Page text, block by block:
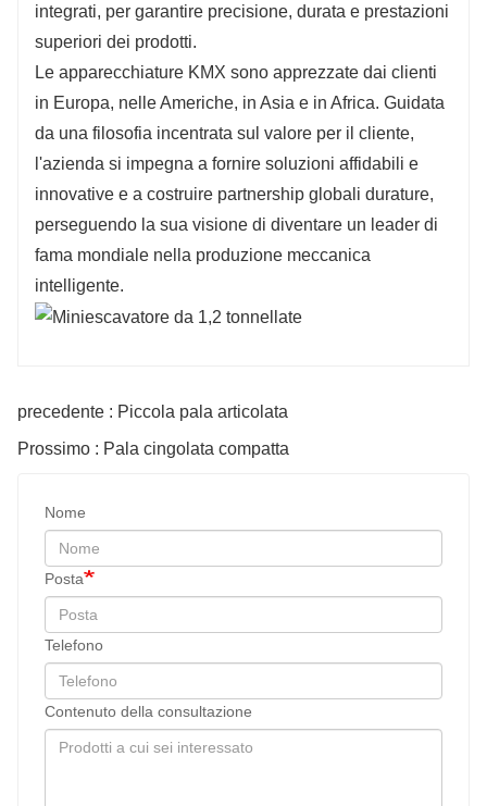
integrati, per garantire precisione, durata e prestazioni
superiori dei prodotti.
Le apparecchiature KMX sono apprezzate dai clienti
in Europa, nelle Americhe, in Asia e in Africa. Guidata
da una filosofia incentrata sul valore per il cliente,
l'azienda si impegna a fornire soluzioni affidabili e
innovative e a costruire partnership globali durature,
perseguendo la sua visione di diventare un leader di
fama mondiale nella produzione meccanica
intelligente.
precedente : Piccola pala articolata
Prossimo : Pala cingolata compatta
Nome
Posta
Telefono
Contenuto della consultazione